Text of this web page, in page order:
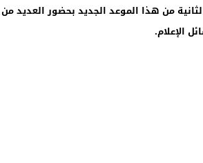
من هذا الموعد الجديد بحضور
الإعلام.